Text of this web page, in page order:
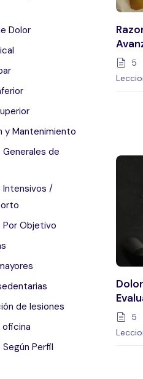
Dolor
y Mantenimiento
Generales de
Intensivos /
Por Objetivo
de lesiones
oficina
Perfil
5
5